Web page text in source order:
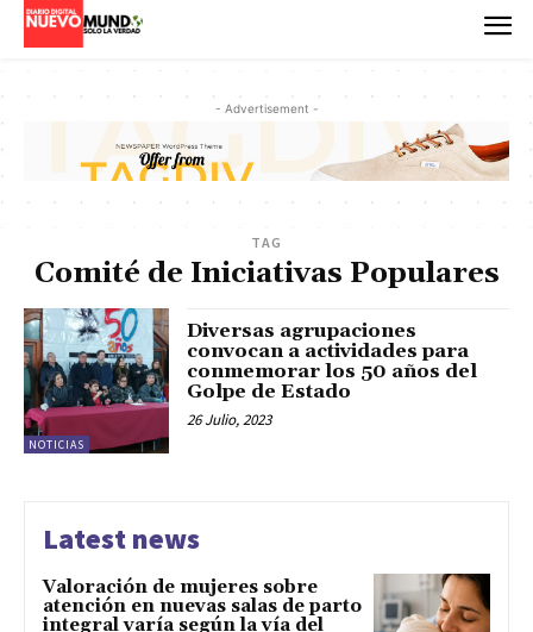
- Advertisement -
TAG
Comité de Iniciativas Populares
NOTICIAS
Diversas agrupaciones
convocan a actividades para
conmemorar los 50 años del
Golpe de Estado
26 Julio, 2023
Latest news
Valoración de mujeres sobre
atención en nuevas salas de parto
integral varía según la vía del